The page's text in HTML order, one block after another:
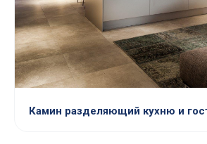
Камин разделяющий кухню и